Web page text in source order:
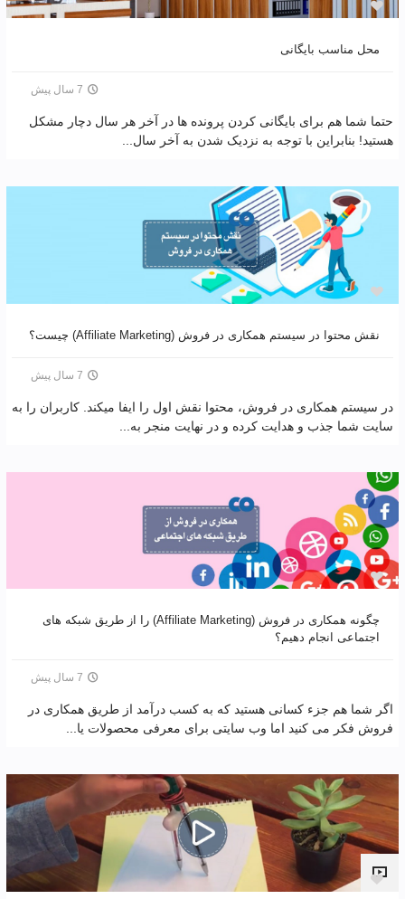
محل مناسب بایگانی
7 سال پیش
حتما شما هم برای بایگانی کردن پرونده ها در آخر هر سال دچار مشکل
هستید! بنابراین با توجه به نزدیک شدن به آخر سال...
نقش محتوا در سیستم همکاری در فروش (Affiliate Marketing) چیست؟
7 سال پیش
در سیستم همکاری در فروش، محتوا نقش اول را ایفا می‎کند. کاربران را به
سایت شما جذب و هدایت کرده و در نهایت منجر به...
چگونه همکاری در فروش (Affiliate Marketing) را از طریق شبکه های
اجتماعی انجام دهیم؟
7 سال پیش
اگر شما هم جزء کسانی هستید که به کسب درآمد از طریق همکاری در
فروش فکر می کنید اما وب سایتی برای معرفی محصولات یا...